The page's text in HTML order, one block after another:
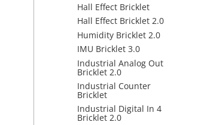
Hall Effect Bricklet
Hall Effect Bricklet 2.0
Humidity Bricklet 2.0
IMU Bricklet 3.0
Industrial Analog Out
Bricklet 2.0
Industrial Counter
Bricklet
Industrial Digital In 4
Bricklet 2.0